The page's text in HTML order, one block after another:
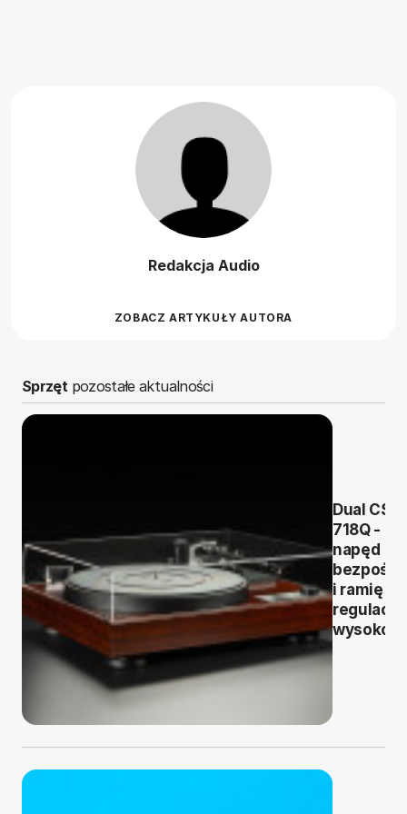
Redakcja Audio
ZOBACZ ARTYKUŁY AUTORA
Sprzętpozostałe aktualności
Dual CS
718Q -
napęd
i ramię z
regulacją